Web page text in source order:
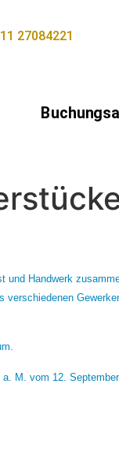
27084221
Handwerk
verschiedenen
M. vom 12.